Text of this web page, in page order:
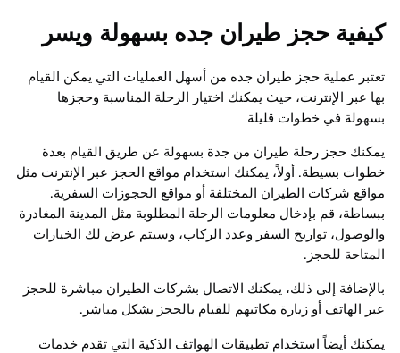
كيفية حجز طيران جده بسهولة ويسر
تعتبر عملية حجز طيران جده من أسهل العمليات التي يمكن القيام
بها عبر الإنترنت، حيث يمكنك اختيار الرحلة المناسبة وحجزها
بسهولة في خطوات قليلة
يمكنك حجز رحلة طيران من جدة بسهولة عن طريق القيام بعدة
خطوات بسيطة. أولاً، يمكنك استخدام مواقع الحجز عبر الإنترنت مثل
مواقع شركات الطيران المختلفة أو مواقع الحجوزات السفرية.
ببساطة، قم بإدخال معلومات الرحلة المطلوبة مثل المدينة المغادرة
والوصول، تواريخ السفر وعدد الركاب، وسيتم عرض لك الخيارات
المتاحة للحجز.
بالإضافة إلى ذلك، يمكنك الاتصال بشركات الطيران مباشرة للحجز
عبر الهاتف أو زيارة مكاتبهم للقيام بالحجز بشكل مباشر.
يمكنك أيضاً استخدام تطبيقات الهواتف الذكية التي تقدم خدمات